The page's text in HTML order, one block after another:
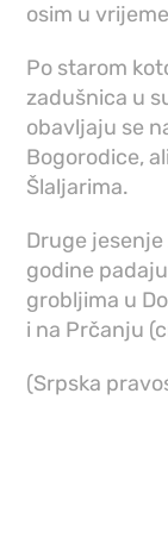
osim u
Po starom
zadušnica u
obavljaju se
Bogorodice,
Šlaljarima.
Druge
godine
grobljima u
i na Prčanju
(Srpska